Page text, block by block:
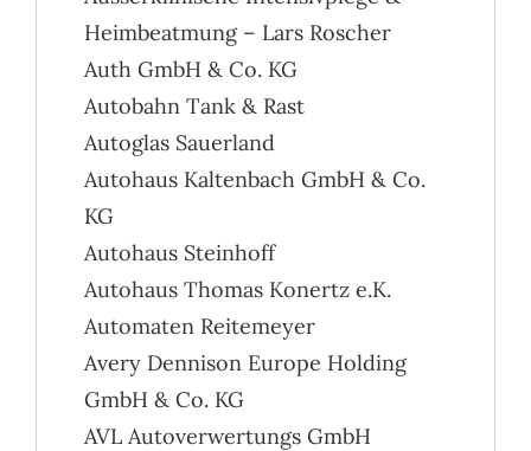
Heimbeatmung – Lars Roscher
Auth GmbH & Co. KG
Autobahn Tank & Rast
Autoglas Sauerland
Autohaus Kaltenbach GmbH & Co.
KG
Autohaus Steinhoff
Autohaus Thomas Konertz e.K.
Automaten Reitemeyer
Avery Dennison Europe Holding
GmbH & Co. KG
AVL Autoverwertungs GmbH